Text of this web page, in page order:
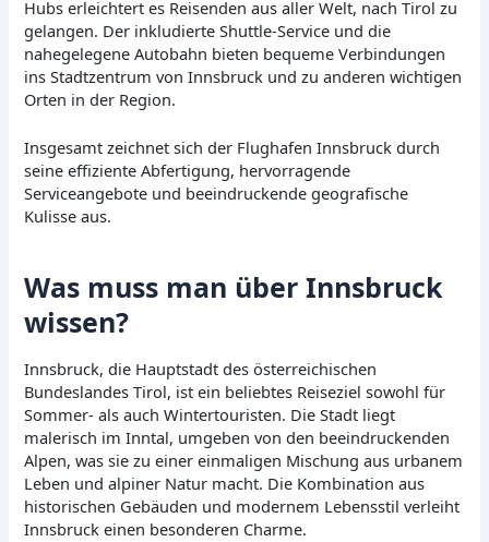
Hubs erleichtert es Reisenden aus aller Welt, nach Tirol zu
gelangen. Der inkludierte Shuttle-Service und die
nahegelegene Autobahn bieten bequeme Verbindungen
ins Stadtzentrum von Innsbruck und zu anderen wichtigen
Orten in der Region.
Insgesamt zeichnet sich der Flughafen Innsbruck durch
seine effiziente Abfertigung, hervorragende
Serviceangebote und beeindruckende geografische
Kulisse aus.
Was muss man über Innsbruck
wissen?
Innsbruck, die Hauptstadt des österreichischen
Bundeslandes Tirol, ist ein beliebtes Reiseziel sowohl für
Sommer- als auch Wintertouristen. Die Stadt liegt
malerisch im Inntal, umgeben von den beeindruckenden
Alpen, was sie zu einer einmaligen Mischung aus urbanem
Leben und alpiner Natur macht. Die Kombination aus
historischen Gebäuden und modernem Lebensstil verleiht
Innsbruck einen besonderen Charme.